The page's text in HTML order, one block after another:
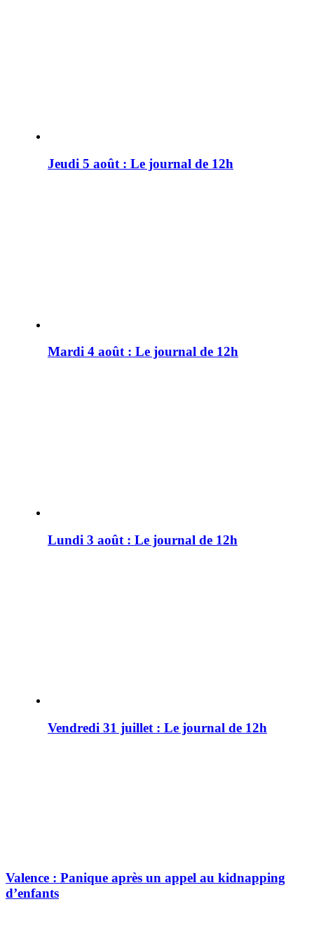
Jeudi 5 août : Le journal de 12h
Mardi 4 août : Le journal de 12h
Lundi 3 août : Le journal de 12h
Vendredi 31 juillet : Le journal de 12h
Valence : Panique après un appel au kidnapping
d’enfants